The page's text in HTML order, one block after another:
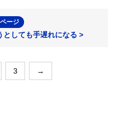
ージ
としても手遅れになる >
3 →